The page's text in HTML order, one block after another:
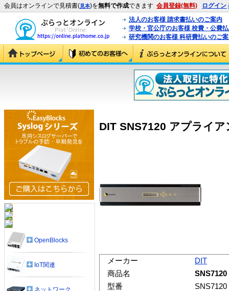
会員はオンラインで見積書(見本)を無料で作成できます 会員登録(無料) ログイン
法人のお客様 請求書払いのご案内
学校・官公庁のお客様 校費・公費
研究機関のお客様 科研費払いのご
DIT SNS7120 アプライ
メーカー
DIT
商品名
型番
SNS7120
OpenBlocks
IoT関連
ネットワーク